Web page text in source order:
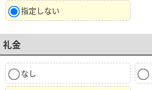
指定しない
礼金
なし